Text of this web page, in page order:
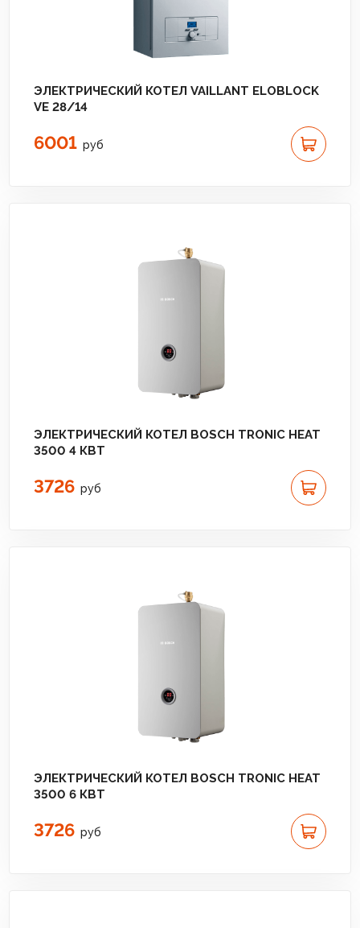
ЭЛЕКТРИЧЕСКИЙ КОТЕЛ VAILLANT ELOBLOCK
VE 28/14
6001 руб
ЭЛЕКТРИЧЕСКИЙ КОТЕЛ BOSCH TRONIC HEAT
3500 4 КВТ
3726 руб
ЭЛЕКТРИЧЕСКИЙ КОТЕЛ BOSCH TRONIC HEAT
3500 6 КВТ
3726 руб